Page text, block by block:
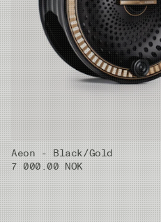
Aeon - Black/Gold
7 000.00 NOK